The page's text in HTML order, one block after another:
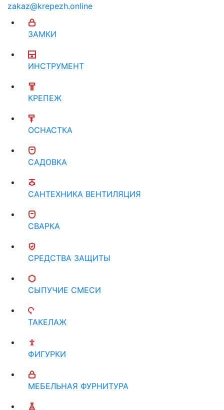
zakaz@krepezh.online
ЗАМКИ
ИНСТРУМЕНТ
КРЕПЕЖ
ОСНАСТКА
САДОВКА
САНТЕХНИКА ВЕНТИЛЯЦИЯ
СВАРКА
СРЕДСТВА ЗАЩИТЫ
СЫПУЧИЕ СМЕСИ
ТАКЕЛАЖ
ФИГУРКИ
МЕБЕЛЬНАЯ ФУРНИТУРА